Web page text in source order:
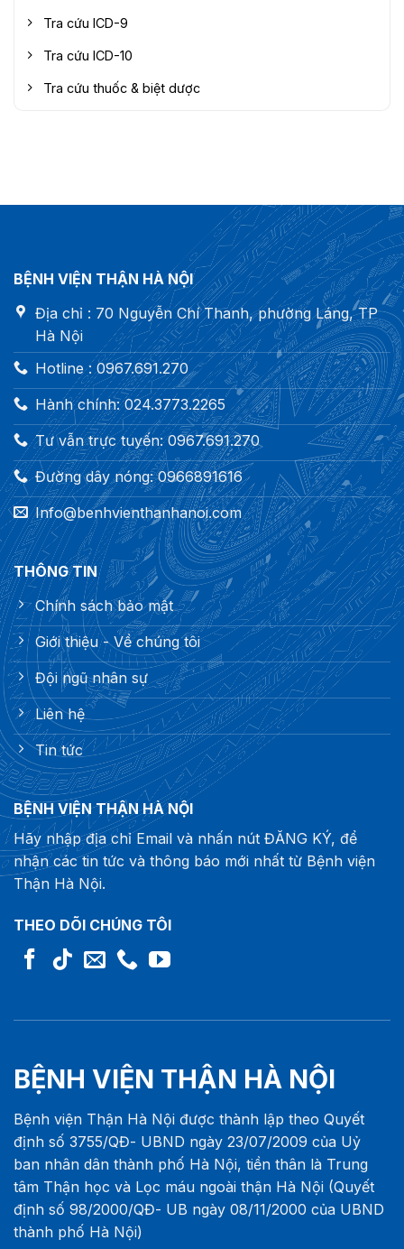
Tra cứu ICD-9
Tra cứu ICD-10
Tra cứu thuốc & biệt dược
BỆNH VIỆN THẬN HÀ NỘI
Địa chỉ : 70 Nguyễn Chí Thanh, phường Láng, TP
Hà Nội
Hotline : 0967.691.270
Hành chính: 024.3773.2265
Tư vẫn trực tuyến: 0967.691.270
Đường dây nóng: 0966891616
Info@benhvienthanhanoi.com
THÔNG TIN
Chính sách bảo mật
Giới thiệu - Về chúng tôi
Đội ngũ nhân sự
Liên hệ
Tin tức
BỆNH VIỆN THẬN HÀ NỘI
Hãy nhập địa chỉ Email và nhấn nút ĐĂNG KÝ, để
nhận các tin tức và thông báo mới nhất từ Bệnh viện
Thận Hà Nội.
THEO DÕI CHÚNG TÔI
BỆNH VIỆN THẬN HÀ NỘI
Bệnh viện Thận Hà Nội được thành lập theo Quyết
định số 3755/QĐ- UBND ngày 23/07/2009 của Uỷ
ban nhân dân thành phố Hà Nội, tiền thân là Trung
tâm Thận học và Lọc máu ngoài thận Hà Nội (Quyết
định số 98/2000/QĐ- UB ngày 08/11/2000 của UBND
thành phố Hà Nội)